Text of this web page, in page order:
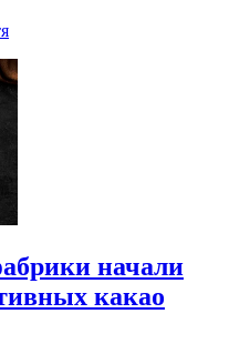
начали
какао